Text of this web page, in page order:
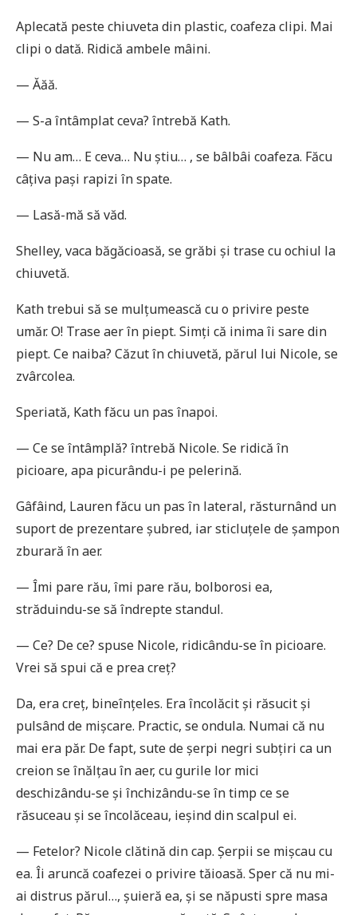
Aplecată peste chiuveta din plastic, coafeza clipi. Mai
clipi o dată. Ridică ambele mâini.
— Ăăă.
— S-a întâmplat ceva? întrebă Kath.
— Nu am… E ceva… Nu știu… , se bâlbâi coafeza. Făcu
câțiva pași rapizi în spate.
— Lasă-mă să văd.
Shelley, vaca băgăcioasă, se grăbi și trase cu ochiul la
chiuvetă.
Kath trebui să se mulțumească cu o privire peste
umăr. O! Trase aer în piept. Simți că inima îi sare din
piept. Ce naiba? Căzut în chiuvetă, părul lui Nicole, se
zvârcolea.
Speriată, Kath făcu un pas înapoi.
— Ce se întâmplă? întrebă Nicole. Se ridică în
picioare, apa picurându-i pe pelerină.
Gâfâind, Lauren făcu un pas în lateral, răsturnând un
suport de prezentare șubred, iar sticluțele de șampon
zburară în aer.
— Îmi pare rău, îmi pare rău, bolborosi ea,
străduindu-se să îndrepte standul.
— Ce? De ce? spuse Nicole, ridicându-se în picioare.
Vrei să spui că e prea creț?
Da, era creț, bineînțeles. Era încolăcit și răsucit și
pulsând de mișcare. Practic, se ondula. Numai că nu
mai era păr. De fapt, sute de șerpi negri subțiri ca un
creion se înălțau în aer, cu gurile lor mici
deschizându-se și închizându-se în timp ce se
răsuceau și se încolăceau, ieșind din scalpul ei.
— Fetelor? Nicole clătină din cap. Șerpii se mișcau cu
ea. Îi aruncă coafezei o privire tăioasă. Sper că nu mi-
ai distrus părul…, șuieră ea, și se năpusti spre masa